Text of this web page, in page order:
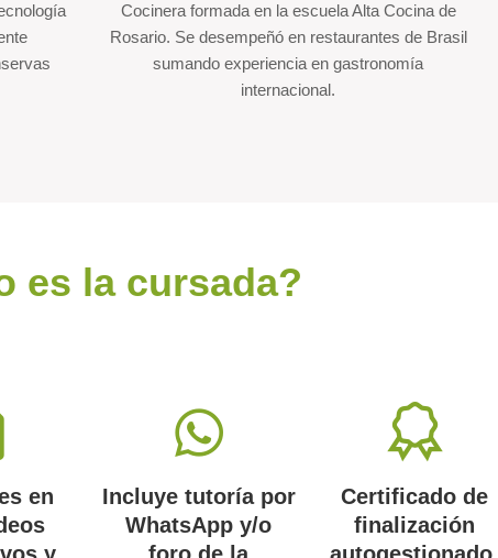
Cocinera formada en la escuela Alta Cocina de
Rosario. Se desempeñó en restaurantes de Brasil
sumando experiencia en gastronomía
internacional.
es la cursada?
en
Incluye tutoría por
WhatsApp y/o
Certificado de
finalización